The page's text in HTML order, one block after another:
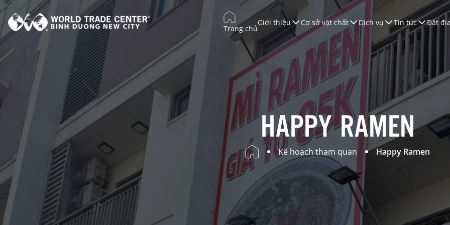
Trang chủ
Giới thiệu Cơ sở vật chất Dịch vụ
Xúc tiến Thương mại
Đào tạo
Sàn Thương Mại
Hội nghị & Triển lãm
Truyền Thông
Tin tức Đặt
HAPPY RAMEN
Kế hoạch tham quan Happy Ramen